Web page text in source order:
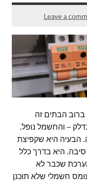
Leave a
הבתים זה
– והחשמל נופל.
הבעיה היא שקפיצת
היא בדרך כלל
שכבר לא
חשמלי שלא תוכנן